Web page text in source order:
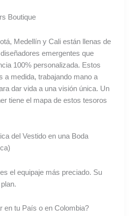
Boutique
Medellín y Cali están llenas de
emergentes que
100% personalizada. Estos
a medida, trabajando mano a
dar vida a una visión única. Un
tiene el mapa de estos tesoros
del Vestido en una Boda
el equipaje más preciado. Su
en tu País o en Colombia?